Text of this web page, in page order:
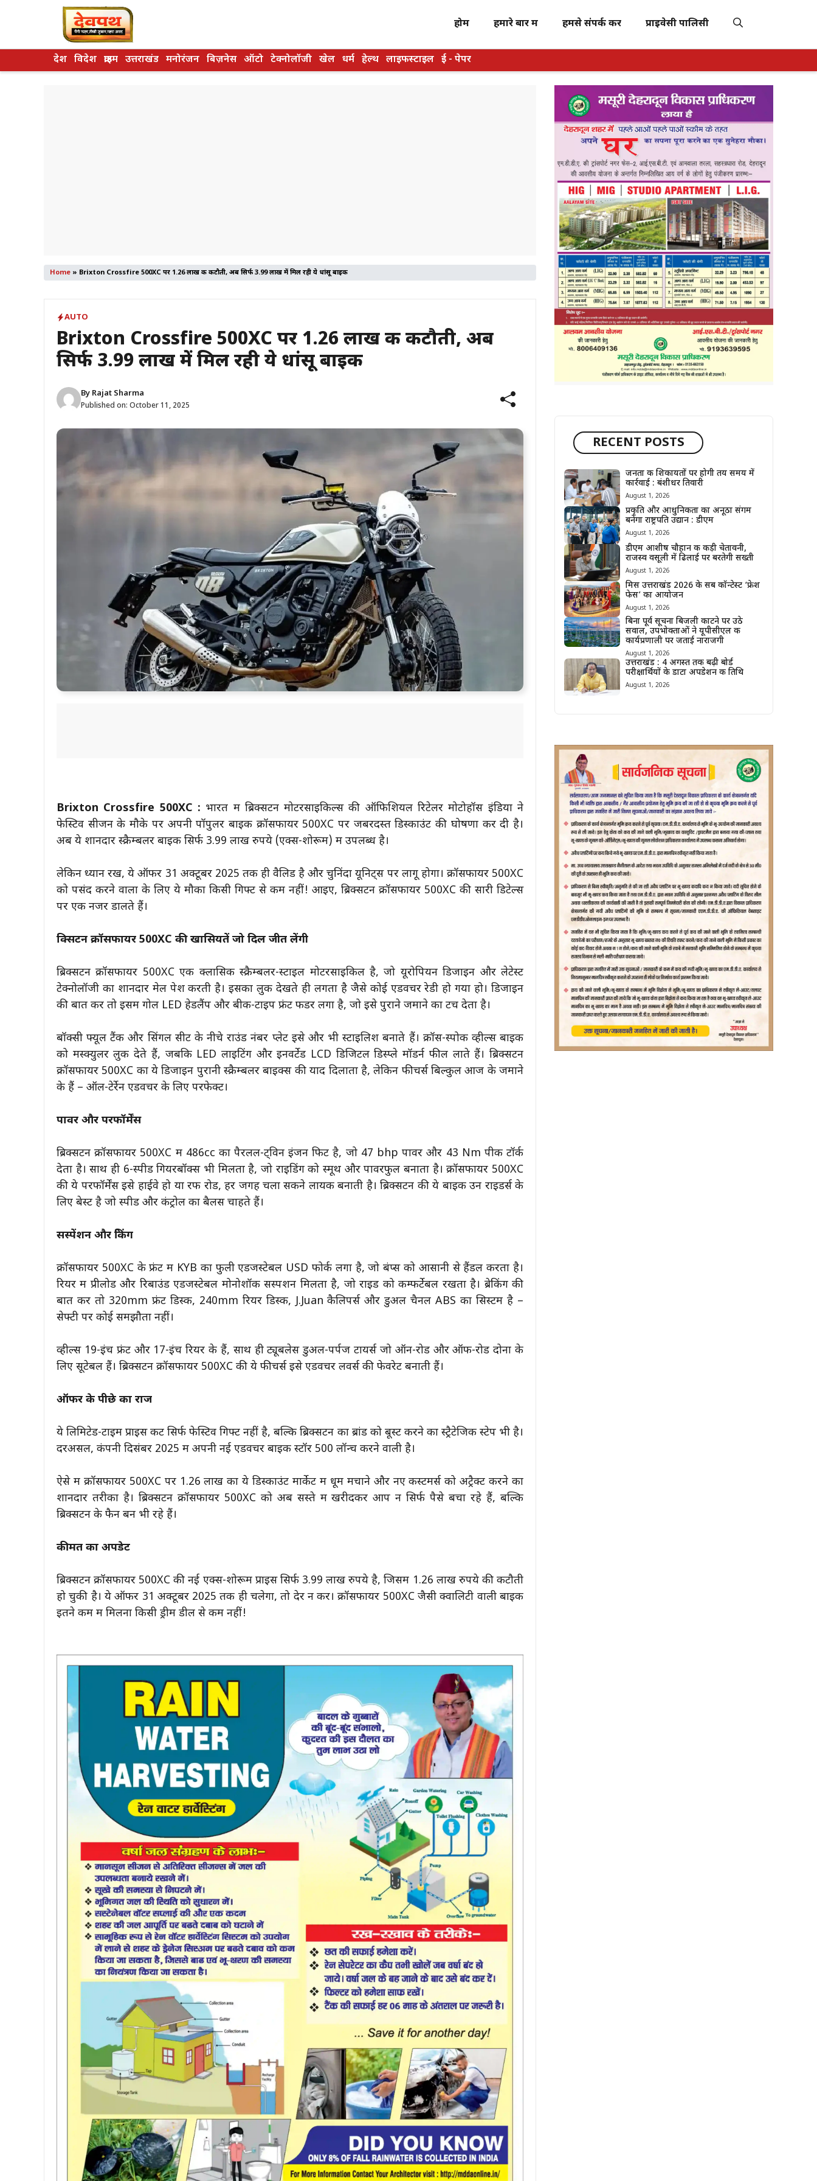
होम हमारे बारें में हमसे संपर्क करें प्राइवेसी पालिसी
देश विदेश क्राइम उत्तराखंड मनोरंजन बिज़नेस ऑटो टेक्नोलॉजी खेल धर्म हेल्थ लाइफस्टाइल ई - पेपर
Home » Brixton Crossfire 500XC पर 1.26 लाख की कटौती, अब सिर्फ 3.99 लाख में मिल रही ये धांसू बाइक
AUTO
Brixton Crossfire 500XC पर 1.26 लाख की कटौती, अब
सिर्फ 3.99 लाख में मिल रही ये धांसू बाइक
By Rajat Sharma
Published on: October 11, 2025
Brixton Crossfire 500XC : भारत में ब्रिक्सटन मोटरसाइकिल्स की ऑफिशियल रिटेलर मोटोहॉस इंडिया ने
फेस्टिव सीजन के मौके पर अपनी पॉपुलर बाइक क्रॉसफायर 500XC पर जबरदस्त डिस्काउंट की घोषणा कर दी है।
अब ये शानदार स्क्रैम्बलर बाइक सिर्फ 3.99 लाख रुपये (एक्स-शोरूम) में उपलब्ध है।
लेकिन ध्यान रखें, ये ऑफर 31 अक्टूबर 2025 तक ही वैलिड है और चुनिंदा यूनिट्स पर लागू होगा। क्रॉसफायर 500XC
को पसंद करने वालों के लिए ये मौका किसी गिफ्ट से कम नहीं! आइए, ब्रिक्सटन क्रॉसफायर 500XC की सारी डिटेल्स
पर एक नजर डालते हैं।
ब्रिक्सटन क्रॉसफायर 500XC की खासियतें जो दिल जीत लेंगी
ब्रिक्सटन क्रॉसफायर 500XC एक क्लासिक स्क्रैम्बलर-स्टाइल मोटरसाइकिल है, जो यूरोपियन डिजाइन और लेटेस्ट
टेक्नोलॉजी का शानदार मेल पेश करती है। इसका लुक देखते ही लगता है जैसे कोई एडवेंचर रेडी हो गया हो। डिजाइन
की बात करें तो इसमें गोल LED हेडलैंप और बीक-टाइप फ्रंट फेंडर लगा है, जो इसे पुराने जमाने का टच देता है।
बॉक्सी फ्यूल टैंक और सिंगल सीट के नीचे राउंड नंबर प्लेट इसे और भी स्टाइलिश बनाते हैं। क्रॉस-स्पोक व्हील्स बाइक
को मस्क्युलर लुक देते हैं, जबकि LED लाइटिंग और इनवर्टेड LCD डिजिटल डिस्प्ले मॉडर्न फील लाते हैं। ब्रिक्सटन
क्रॉसफायर 500XC का ये डिजाइन पुरानी स्क्रैम्बलर बाइक्स की याद दिलाता है, लेकिन फीचर्स बिल्कुल आज के जमाने
के हैं – ऑल-टेर्रेन एडवेंचर के लिए परफेक्ट।
पावर और परफॉर्मेंस
ब्रिक्सटन क्रॉसफायर 500XC में 486cc का पैरलल-ट्विन इंजन फिट है, जो 47 bhp पावर और 43 Nm पीक टॉर्क
देता है। साथ ही 6-स्पीड गियरबॉक्स भी मिलता है, जो राइडिंग को स्मूथ और पावरफुल बनाता है। क्रॉसफायर 500XC
की ये परफॉर्मेंस इसे हाईवे हो या रफ रोड, हर जगह चला सकने लायक बनाती है। ब्रिक्सटन की ये बाइक उन राइडर्स के
लिए बेस्ट है जो स्पीड और कंट्रोल का बैलेंस चाहते हैं।
सस्पेंशन और ब्रेकिंग
क्रॉसफायर 500XC के फ्रंट में KYB का फुली एडजस्टेबल USD फोर्क लगा है, जो बंप्स को आसानी से हैंडल करता है।
रियर में प्रीलोड और रिबाउंड एडजस्टेबल मोनोशॉक सस्पेंशन मिलता है, जो राइड को कम्फर्टेबल रखता है। ब्रेकिंग की
बात करें तो 320mm फ्रंट डिस्क, 240mm रियर डिस्क, J.Juan कैलिपर्स और डुअल चैनल ABS का सिस्टम है –
सेफ्टी पर कोई समझौता नहीं।
व्हील्स 19-इंच फ्रंट और 17-इंच रियर के हैं, साथ ही ट्यूबलेस डुअल-पर्पज टायर्स जो ऑन-रोड और ऑफ-रोड दोनों के
लिए सूटेबल हैं। ब्रिक्सटन क्रॉसफायर 500XC की ये फीचर्स इसे एडवेंचर लवर्स की फेवरेट बनाती हैं।
ऑफर के पीछे का राज
ये लिमिटेड-टाइम प्राइस कट सिर्फ फेस्टिव गिफ्ट नहीं है, बल्कि ब्रिक्सटन का ब्रांड को बूस्ट करने का स्ट्रैटेजिक स्टेप भी है।
दरअसल, कंपनी दिसंबर 2025 में अपनी नई एडवेंचर बाइक स्टॉर 500 लॉन्च करने वाली है।
ऐसे में क्रॉसफायर 500XC पर 1.26 लाख का ये डिस्काउंट मार्केट में धूम मचाने और नए कस्टमर्स को अट्रैक्ट करने का
शानदार तरीका है। ब्रिक्सटन क्रॉसफायर 500XC को अब सस्ते में खरीदकर आप न सिर्फ पैसे बचा रहे हैं, बल्कि
ब्रिक्सटन के फैन बन भी रहे हैं।
कीमत का अपडेट
ब्रिक्सटन क्रॉसफायर 500XC की नई एक्स-शोरूम प्राइस सिर्फ 3.99 लाख रुपये है, जिसमें 1.26 लाख रुपये की कटौती
हो चुकी है। ये ऑफर 31 अक्टूबर 2025 तक ही चलेगा, तो देर न करें। क्रॉसफायर 500XC जैसी क्वालिटी वाली बाइक
इतने कम में मिलना किसी ड्रीम डील से कम नहीं!
RECENT POSTS
जनता की शिकायतों पर होगी तय समय में
कार्रवाई : बंशीधर तिवारी
August 1, 2026
प्रकृति और आधुनिकता का अनूठा संगम
बनेगा राष्ट्रपति उद्यान : डीएम
August 1, 2026
डीएम आशीष चौहान की कड़ी चेतावनी,
राजस्व वसूली में ढिलाई पर बरतेगी सख्ती
August 1, 2026
मिस उत्तराखंड 2026 के सब कॉन्टेस्ट ‘फ्रेश
फेस’ का आयोजन
August 1, 2026
बिना पूर्व सूचना बिजली काटने पर उठे
सवाल, उपभोक्ताओं ने यूपीसीएल की
कार्यप्रणाली पर जताई नाराजगी
August 1, 2026
उत्तराखंड : 4 अगस्त तक बढ़ी बोर्ड
परीक्षार्थियों के डाटा अपडेशन की तिथि
August 1, 2026